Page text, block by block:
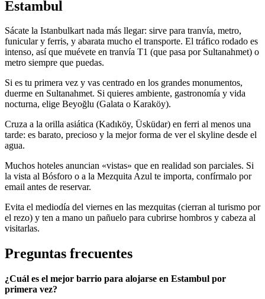
Estambul
Sácate la Istanbulkart nada más llegar: sirve para tranvía, metro,
funicular y ferris, y abarata mucho el transporte. El tráfico rodado es
intenso, así que muévete en tranvía T1 (que pasa por Sultanahmet) o
metro siempre que puedas.
Si es tu primera vez y vas centrado en los grandes monumentos,
duerme en Sultanahmet. Si quieres ambiente, gastronomía y vida
nocturna, elige Beyoğlu (Galata o Karaköy).
Cruza a la orilla asiática (Kadıköy, Üsküdar) en ferri al menos una
tarde: es barato, precioso y la mejor forma de ver el skyline desde el
agua.
Muchos hoteles anuncian «vistas» que en realidad son parciales. Si
la vista al Bósforo o a la Mezquita Azul te importa, confírmalo por
email antes de reservar.
Evita el mediodía del viernes en las mezquitas (cierran al turismo por
el rezo) y ten a mano un pañuelo para cubrirse hombros y cabeza al
visitarlas.
Preguntas frecuentes
¿Cuál es el mejor barrio para alojarse en Estambul por
primera vez?